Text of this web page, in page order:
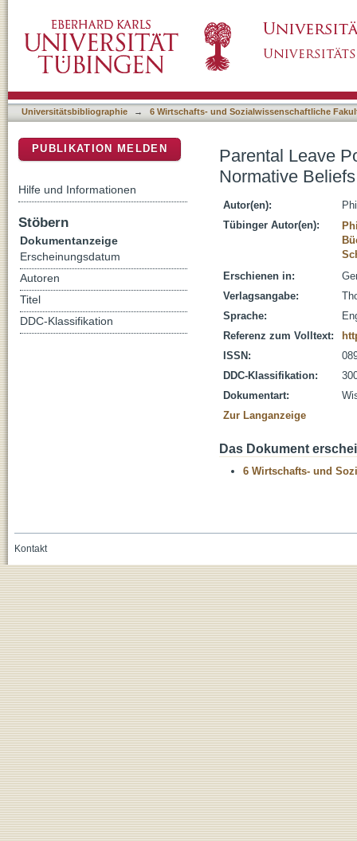
a Survey Experiment
Universitätsbibliographie → 6 Wirtschafts- und Sozialwissenschaftliche
Parental Leave
Normative
Autor(en):
Tübinger Autor(en):
Erschienen in:
Verlagsangabe:
Sprache:
Referenz zum Volltext:
ISSN:
DDC-Klassifikation:
Dokumentart:
Zur Langanzeige
Das Dokument
6 Wirtschafts- und
PUBLIKATION MELDEN
Hilfe und Informationen
Stöbern
Dokumentanzeige
Erscheinungsdatum
Autoren
Titel
DDC-Klassifikation
Kontakt